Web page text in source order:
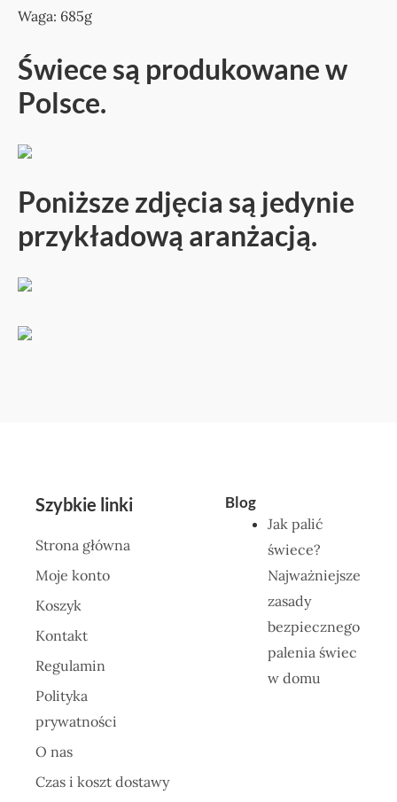
Waga: 685g
Świece są produkowane w
Polsce.
Poniższe zdjęcia są jedynie
przykładową aranżacją.
Szybkie linki
Strona główna
Moje konto
Koszyk
Kontakt
Regulamin
Polityka
prywatności
O nas
Czas i koszt dostawy
Blog
Jak palić
świece?
Najważniejsze
zasady
bezpiecznego
palenia świec
w domu